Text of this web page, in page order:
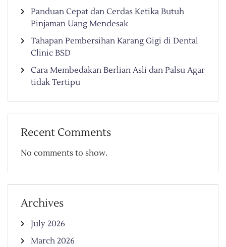
Panduan Cepat dan Cerdas Ketika Butuh
Pinjaman Uang Mendesak
Tahapan Pembersihan Karang Gigi di Dental
Clinic BSD
Cara Membedakan Berlian Asli dan Palsu Agar
tidak Tertipu
Recent Comments
No comments to show.
Archives
July 2026
March 2026